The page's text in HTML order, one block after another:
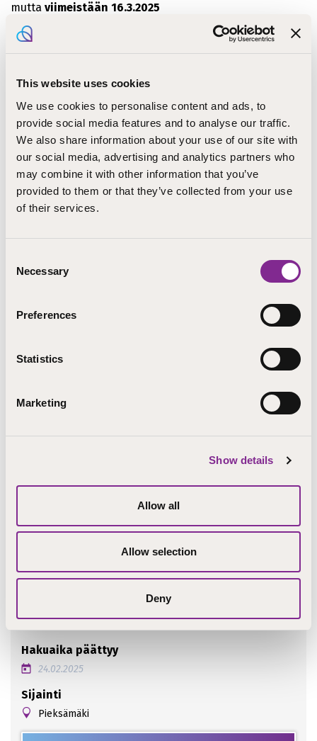
This website uses cookies
We use cookies to personalise content and ads, to
provide social media features and to analyse our traffic.
We also share information about your use of our site with
our social media, advertising and analytics partners who
may combine it with other information that you’ve
provided to them or that they’ve collected from your use
of their services.
Selection
Necessary
Preferences
Statistics
Marketing
Show details
Allow all
Allow selection
Deny
mutta viimeistään 16.3.2025
Mikäli sinulla on kysyttävää työtehtävistä tai haluat
lisätietoja työpaikasta, voit ottaa yhteyttä sähköpostilla
Kiiskiseensari.kiiskinen@kirkkopalvelut.fi
Tietoa meistä
STEP-koulutus on ammattiopisto, kansanopisto ja
opintokeskus, ja kuuluu Kirkkopalvelut-konserniin.
Oppilaitos tarjoaa ammatillista koulutusta vuosittain 3
800 opiskelijalle, ja on kasvatus- ja ohjausalan suurin
Lapualla, Pieksämäellä, Ruokolahdella ja
ammatillista koulutusta on tarjolla lisäksi muun muassa
Helsingissä, Kokkolassa, Kuopiossa, Lappeenrannassa,
Porissa ja Seinäjoella. STEP-koulutuksen liikevaihto
vuonna 2024 oli runsaat 29 miljoonaa euroa.
STEP-koulutusta yllä pitää
Olisiko tästä iloa jollekin verkostossasi? Jaa sivu
sosiaalisessa mediassa!
Hakuaika päättyy
24.02.2025
Sijainti
Pieksämäki